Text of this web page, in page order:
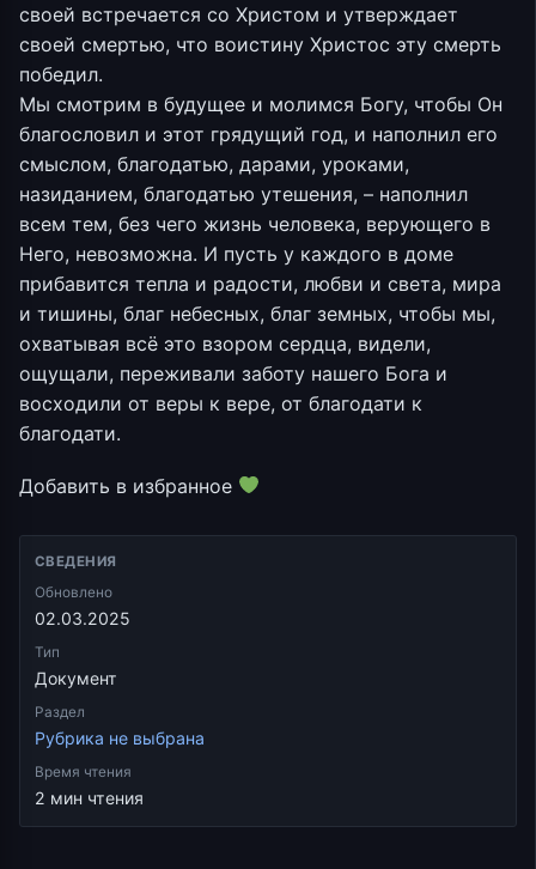
своей встречается со Христом и утверждает
своей смертью, что воистину Христос эту смерть
победил.
Мы смотрим в будущее и молимся Богу, чтобы Он
благословил и этот грядущий год, и наполнил его
смыслом, благодатью, дарами, уроками,
назиданием, благодатью утешения, – наполнил
всем тем, без чего жизнь человека, верующего в
Него, невозможна. И пусть у каждого в доме
прибавится тепла и радости, любви и света, мира
и тишины, благ небесных, благ земных, чтобы мы,
охватывая всё это взором сердца, видели,
ощущали, переживали заботу нашего Бога и
восходили от веры к вере, от благодати к
благодати.
Добавить в избранное
СВЕДЕНИЯ
Обновлено
02.03.2025
Тип
Документ
Раздел
Рубрика не выбрана
Время чтения
2 мин чтения